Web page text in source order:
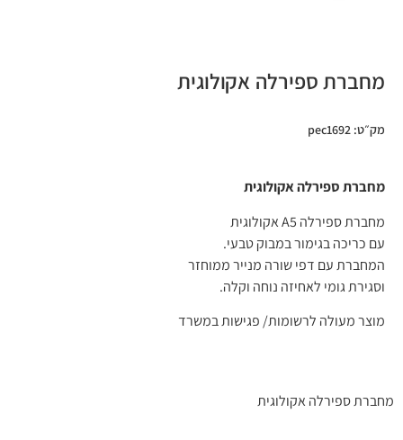
מחברת ספירלה אקולוגית
מק״ט: pec1692
מחברת ספירלה אקולוגית
מחברת ספירלה A5 אקולוגית
עם כריכה בגימור במבוק טבעי.
המחברת עם דפי שורה מנייר ממוחזר
וסגירת גומי לאחיזה נוחה וקלה.
מוצר מעולה לרשומות/ פגישות במשרד
מחברת ספירלה אקולוגית